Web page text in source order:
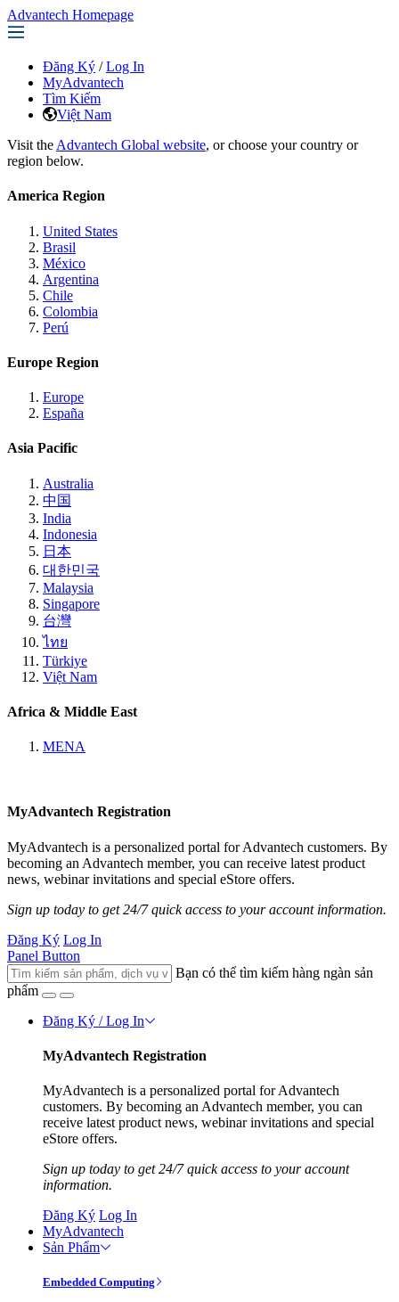
Advantech Homepage
Đăng Ký / Log In
MyAdvantech
Tìm Kiếm
Việt Nam
Visit the Advantech Global website, or choose your country or
region below.
America Region
United States
Brasil
México
Argentina
Chile
Colombia
Perú
Europe Region
Europe
España
Asia Pacific
Australia
中国
India
Indonesia
日本
대한민국
Malaysia
Singapore
台灣
ไทย
Türkiye
Việt Nam
Africa & Middle East
MENA
MyAdvantech Registration
MyAdvantech is a personalized portal for Advantech customers. By
becoming an Advantech member, you can receive latest product
news, webinar invitations and special eStore offers.
Sign up today to get 24/7 quick access to your account information.
Đăng Ký Log In
Panel Button
Bạn có thể tìm kiếm hàng ngàn sản
phẩm
Đăng Ký / Log In
MyAdvantech Registration
MyAdvantech is a personalized portal for Advantech
customers. By becoming an Advantech member, you can
receive latest product news, webinar invitations and special
eStore offers.
Sign up today to get 24/7 quick access to your account
information.
Đăng Ký Log In
MyAdvantech
Sản Phẩm
Embedded Computing